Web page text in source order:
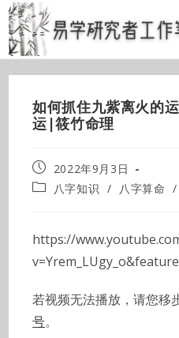
Skip
to
content
如何抓住九紫离火的
运|筱竹命理
Post
published:
2022年9月3日
Post八字知识 / 八字算命 /
https://
若视频无法播放，请您移
号。